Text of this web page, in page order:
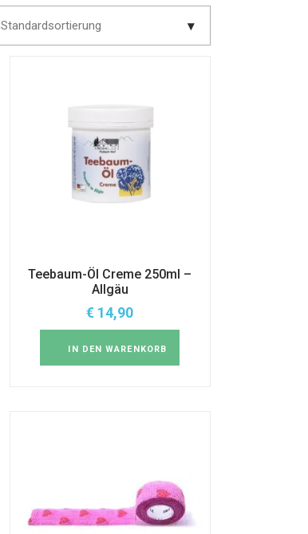
Standardsortierung
Teebaum-Öl Creme 250ml –
Allgäu
€ 14,90
IN DEN WARENKORB